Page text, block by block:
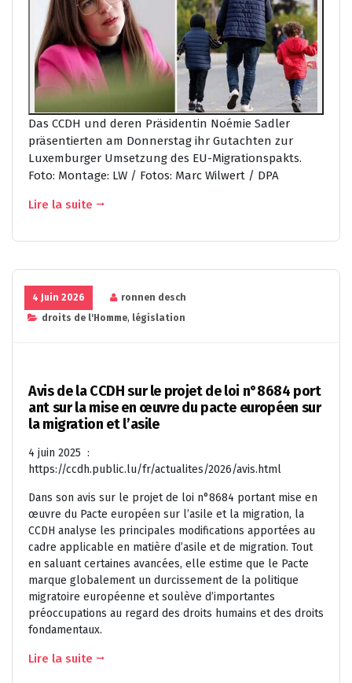
Das CCDH und deren Präsidentin Noémie Sadler
präsentierten am Donnerstag ihr Gutachten zur
Luxemburger Umsetzung des EU-Migrationspakts.
Foto: Montage: LW / Fotos: Marc Wilwert / DPA
Lire la suite
4 Juin 2026
ronnen desch
droits de l'Homme, législation
Avis de la CCDH sur le projet de loi n°8684 port
ant sur la mise en œuvre du pacte européen sur
la migration et l’asile
4 juin 2025 :
https://ccdh.public.lu/fr/actualites/2026/avis.html
Dans son avis sur le projet de loi n°8684 portant mise en
œuvre du Pacte européen sur l’asile et la migration, la
CCDH analyse les principales modifications apportées au
cadre applicable en matière d’asile et de migration. Tout
en saluant certaines avancées, elle estime que le Pacte
marque globalement un durcissement de la politique
migratoire européenne et soulève d’importantes
préoccupations au regard des droits humains et des droits
fondamentaux.
Lire la suite